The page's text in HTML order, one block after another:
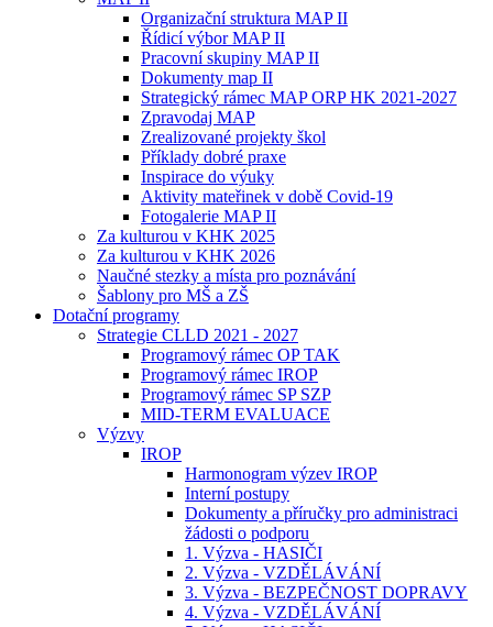
Organizační struktura MAP II
Řídicí výbor MAP II
Pracovní skupiny MAP II
Dokumenty map II
Strategický rámec MAP ORP HK 2021-2027
Zpravodaj MAP
Zrealizované projekty škol
Příklady dobré praxe
Inspirace do výuky
Aktivity mateřinek v době Covid-19
Fotogalerie MAP II
Za kulturou v KHK 2025
Za kulturou v KHK 2026
Naučné stezky a místa pro poznávání
Šablony pro MŠ a ZŠ
Dotační programy
Strategie CLLD 2021 - 2027
Programový rámec OP TAK
Programový rámec IROP
Programový rámec SP SZP
MID-TERM EVALUACE
Výzvy
IROP
Harmonogram výzev IROP
Interní postupy
Dokumenty a příručky pro administraci
žádosti o podporu
1. Výzva - HASIČI
2. Výzva - VZDĚLÁVÁNÍ
3. Výzva - BEZPEČNOST DOPRAVY
4. Výzva - VZDĚLÁVÁNÍ